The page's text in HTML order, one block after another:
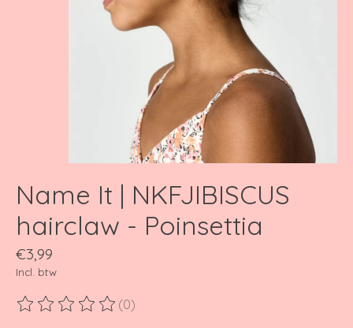
Name It | NKFJIBISCUS
hairclaw - Poinsettia
€3,99
Incl. btw
De beoordeling van dit product is
(0)